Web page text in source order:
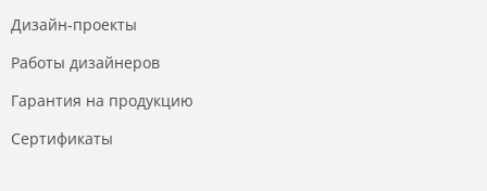
Дизайн-проекты
Работы дизайнеров
Гарантия на продукцию
Сертификаты